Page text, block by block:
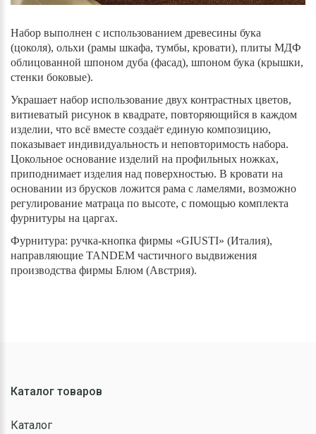
Набор выполнен с использованием древесины бука
(цоколя), ольхи (рамы шкафа, тумбы, кровати), плиты МДФ
облицованной шпоном дуба (фасад), шпоном бука (крышки,
стенки боковые).
Украшает набор использование двух контрастных цветов,
витиеватый рисунок в квадрате, повторяющийся в каждом
изделии, что всё вместе создаёт единую композицию,
показывает индивидуальность и неповторимость набора.
Цокольное основание изделий на профильных ножках,
приподнимает изделия над поверхностью. В кровати на
основании из брусков ложится рама с ламелями, возможно
регулирование матраца по высоте, с помощью комплекта
фурнитуры на царгах.
Фурнитура: ручка-кнопка фирмы «GIUSTI» (Италия),
направляющие TANDEM частичного выдвижения
производства фирмы Блюм (Австрия).
Каталог товаров
Каталог